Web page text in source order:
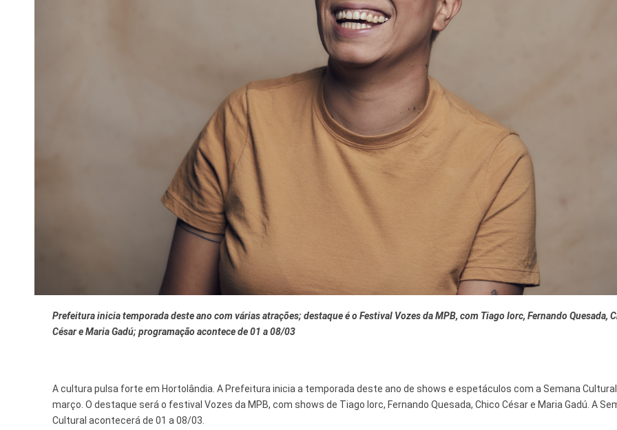
Habitação
Inclusão e Desenvolvimento Social
Meio Ambiente, Desenvolvimento Sustentável e Assuntos Climáticos
Mobilidade Urbana
Planejamento Urbano e Gestão Estratégica
Saúde
Serviços Urbanos
Tecnologia e Inovação
Prefeitura inicia temporada deste ano com várias atrações; destaque é o Festival Vozes da MPB, com Tiago Iorc, Fernando Quesada,
César e Maria Gadú; programação acontece de 01 a 08/03
A cultura pulsa forte em Hortolândia. A Prefeitura inicia a temporada deste ano de shows e espetáculos com a Semana
março. O destaque será o festival Vozes da MPB, com shows de Tiago Iorc, Fernando Quesada, Chico César e Maria Gadú. A
Cultural acontecerá de 01 a 08/03.